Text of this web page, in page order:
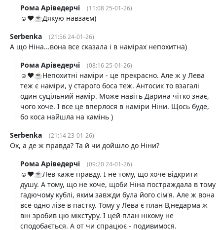
Рома Аріведерчі
(11:08 25-01-26)
☺️❤️☕️Дякую навзаєм)
Serbenka
(21:56 24-01-26)
А що Ніна...вона все сказала і в намірах непохитна)
Рома Аріведерчі
(08:16 25-01-26)
☺️❤️☕️Непохитні наміри - це прекрасно. Але ж у Лева
теж є наміри, у старого боса теж. Антосик то взагалі
один суцільний намір. Може навіть Дарина чітко знає,
чого хоче. І все це вперлося в наміри Ніни. Щось буде,
бо коса найшла на камінь )
Serbenka
(21:14 23-01-26)
Ох, а де ж правда? Та й чи дойшло до Ніни?
Рома Аріведерчі
(09:20 24-01-26)
☺️❤️☕️Лев каже правду. І не тому, що хоче відкрити
душу. А тому, що не хоче, щоби Ніна постраждала в тому
гадючому кублі, яким завжди була його сім'я. Але ж вона
все одно лізе в пастку. Тому у Лева є план В,недарма ж
він зробив цю мікстуру. І цей план нікому не
сподобається. А от чи спрацює - подивимося.